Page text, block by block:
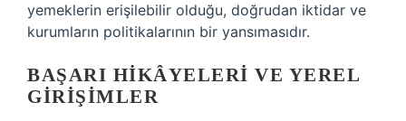
yemeklerin erişilebilir olduğu, doğrudan iktidar ve
kurumların politikalarının bir yansımasıdır.
BAŞARI HIKÂYELERI VE YEREL
GIRIŞIMLER